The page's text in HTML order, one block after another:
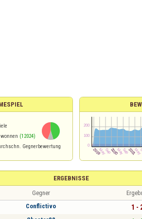
(12024)
Gegnerbewertung
ERGEBNISSE
Gegner
Conflictivo 1 -